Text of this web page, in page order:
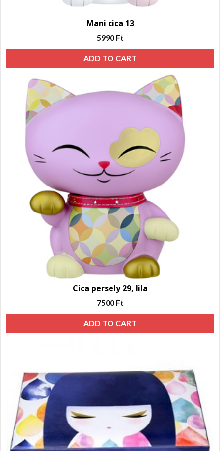
Mani cica 13
5990 Ft
ADD TO CART
Cica persely 29, lila
7500 Ft
ADD TO CART